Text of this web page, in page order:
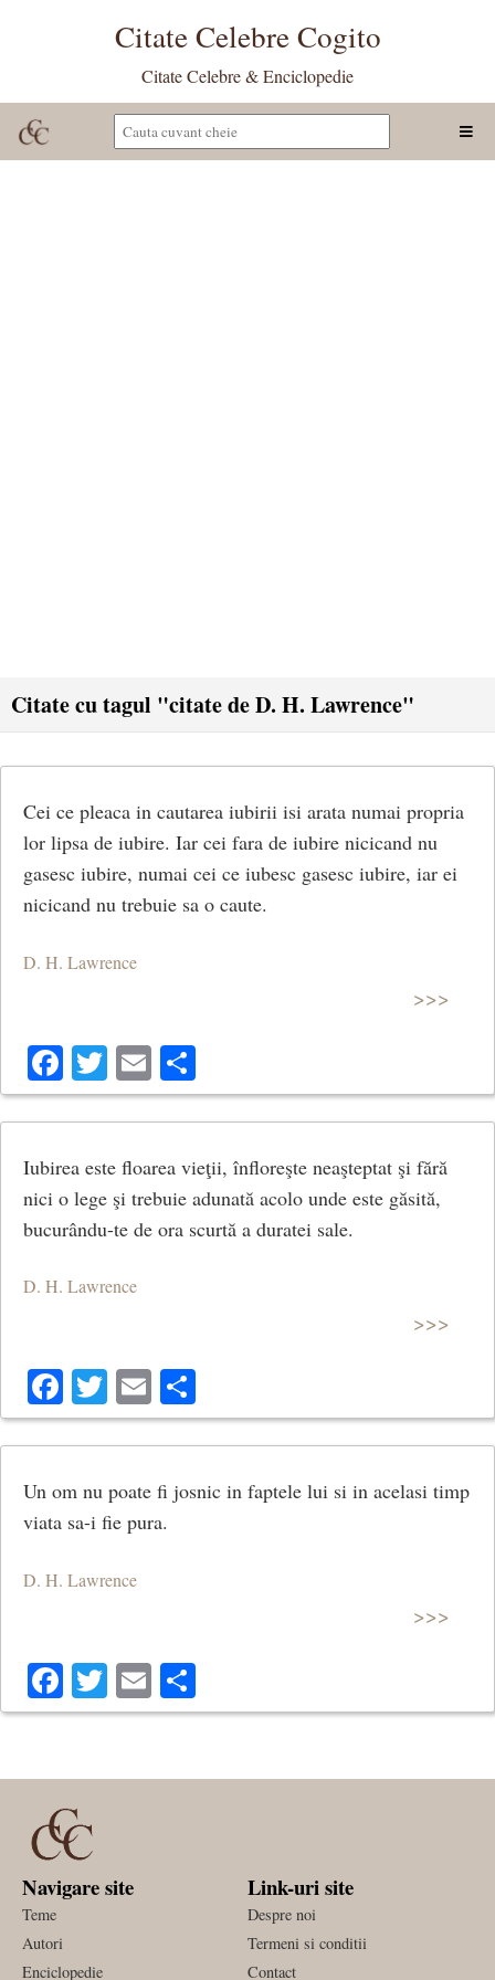
Citate Celebre Cogito
Citate Celebre & Enciclopedie
Citate cu tagul "citate de D. H. Lawrence"
Cei ce pleaca in cautarea iubirii isi arata numai propria
lor lipsa de iubire. Iar cei fara de iubire nicicand nu
gasesc iubire, numai cei ce iubesc gasesc iubire, iar ei
nicicand nu trebuie sa o caute.
D. H. Lawrence
>>>
Facebook
Twitter
Email
Iubirea este floarea vieţii, înfloreşte neaşteptat şi fără
nici o lege şi trebuie adunată acolo unde este găsită,
bucurându-te de ora scurtă a duratei sale.
D. H. Lawrence
>>>
Facebook
Twitter
Email
Un om nu poate fi josnic in faptele lui si in acelasi timp
viata sa-i fie pura.
D. H. Lawrence
>>>
Facebook
Twitter
Email
Navigare site
Teme
Autori
Enciclopedie
Link-uri site
Despre noi
Termeni si conditii
Contact